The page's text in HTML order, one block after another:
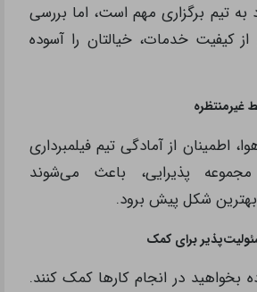
به تیم برگزاری مهم است، اما بررسی
کیفیت خدمات، خیالتان را آسوده
غیرمنتظره
اطمینان از آمادگی تیم فیلمبرداری
پذیرایی، باعث می‌شوند
بهترین شکل پیش برود.
برای کمک
بخواهید در انجام کارها کمک کنند.